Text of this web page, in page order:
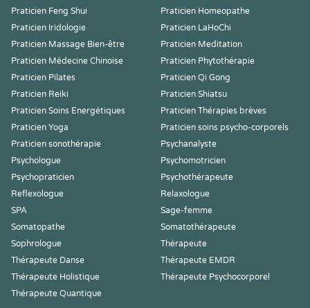
Praticien Feng Shui
Praticien Homeopathe
Praticien Iridologie
Praticien LaHoChi
Praticien Massage Bien-être
Praticien Meditation
Praticien Médecine Chinoise
Praticien Phytothérapie
Praticien Pilates
Praticien Qi Gong
Praticien Reiki
Praticien Shiatsu
Praticien Soins Energétiques
Praticien Thérapies brèves
Praticien Yoga
Praticien soins psycho-corporels
Praticien sonothérapie
Psychanalyste
Psychologue
Psychomotricien
Psychopraticien
Psychothérapeute
Reflexologue
Relaxologue
SPA
Sage-femme
Somatopathe
Somatothérapeute
Sophrologue
Thérapeute
Thérapeute Danse
Thérapeute EMDR
Thérapeute Holistique
Thérapeute Psychocorporel
Thérapeute Quantique